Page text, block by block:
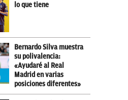
lo que tiene
Bernardo Silva muestra
su polivalencia:
«Ayudaré al Real
Madrid en varias
posiciones diferentes»